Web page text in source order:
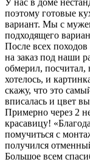
поэтому готовые
вариант. Мы с
подходящего
После всех
на заказ под наши
обмерил, посчитал,
хотелось, и
скажу, что это
вписалась и цвет
Примерно через 2
красавицу!
помучиться с
получился
Большое всем